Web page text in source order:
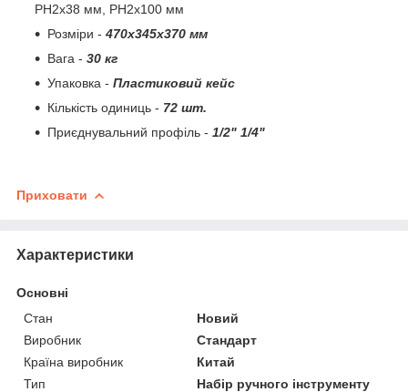
PH2x38 мм, PH2x100 мм
Розміри - 470x345x370 мм
Вага - 30 кг
Упаковка - Пластиковий кейс
Кількість одиниць - 72 шт.
Приєднувальний профіль - 1/2" 1/4"
Приховати
Характеристики
Основні
Стан
Новий
Виробник
Стандарт
Країна виробник
Китай
Тип
Набір ручного інструменту